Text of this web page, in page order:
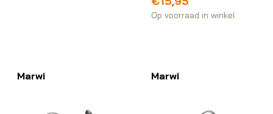
Op voorraad in winkel
Marwi Marwi